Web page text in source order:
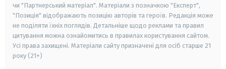
чи "Партнерський матеріал". Матеріали з позначкою "Експерт",
"Позиція" відображають позицію авторів та героїв. Редакція може
не поділяти їхніх поглядів. Детальніше щодо реклами та правил
цитування можна ознайомитись в правилах користування сайтом.
Усі права захищені. Матеріали сайту призначені для осіб старше 21
року (21+)